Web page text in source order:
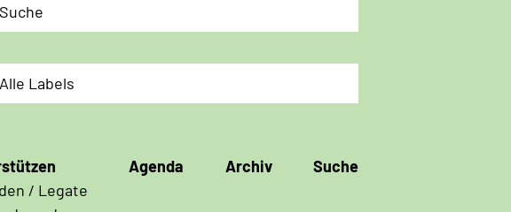
Suche
Alle Labels
/ Legate
Agenda Archiv Suche